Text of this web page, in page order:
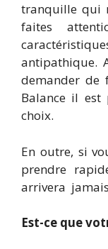
tranquille qui
faites
antipathique.
demander de
Balance il est
choix.
En outre, si
prendre
arrivera
Est-ce que